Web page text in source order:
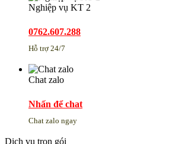
Nghiệp vụ KT 2
0762.607.288
Hỗ trợ 24/7
Chat zalo
Nhấn để chat
Chat zalo ngay
Dịch vụ trọn gói